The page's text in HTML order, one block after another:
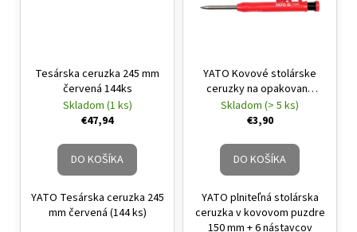
Tesárska ceruzka 245 mm
červená 144ks
Skladom (1 ks)
€47,94
DO KOŠÍKA
YATO Tesárska ceruzka 245
mm červená (144 ks)
YATO Kovové stolárske
ceruzky na opakované
použitie 150 mm + 6 náplní
Skladom (> 5 ks)
€3,90
DO KOŠÍKA
YATO plniteľná stolárska
ceruzka v kovovom puzdre
150 mm + 6 nástavcov